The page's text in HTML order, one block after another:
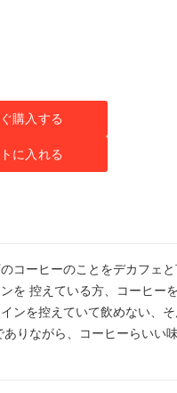
購入する
に入れる
コーヒーのことをデカフェ
を 控えている方、コーヒー
ンを控えていて飲めない、
りながら、コーヒーらいい